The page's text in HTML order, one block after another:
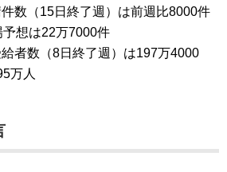
数（15日終了週）は前週比8000件
想は22万7000件
者数（8日終了週）は197万4000
万人